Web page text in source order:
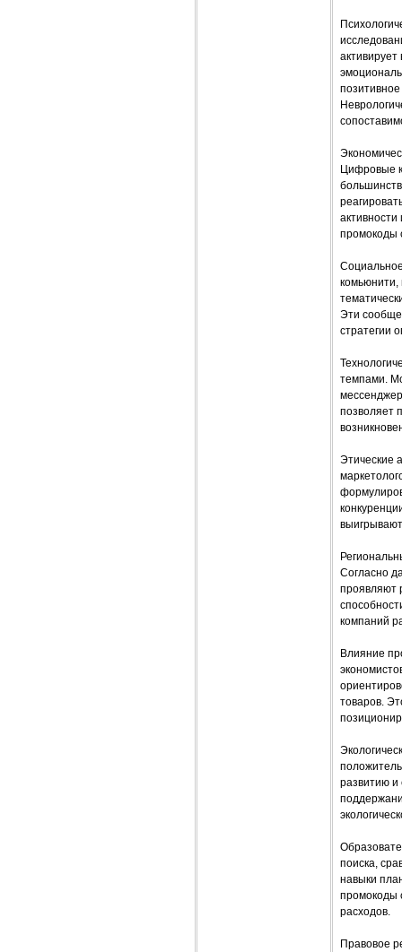
Цифровые
промокоды
Эти
стратегии
темпами.
позволяет
Этические
Согласно
проявляют
компаний
Влияние
товаров.
развитию и
поиска,
навыки
промокоды
расходов.
Правовое